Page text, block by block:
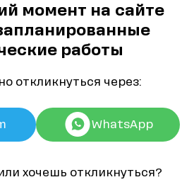
момент на сайте
работы
откликнуться через:
WhatsApp
хочешь откликнуться?